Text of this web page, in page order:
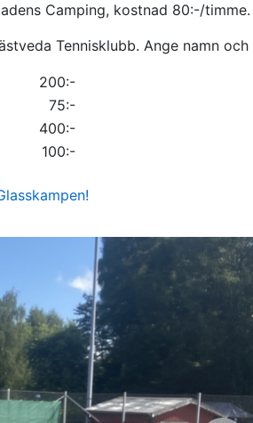
Camping, kostnad 80:-/timme.
Tennisklubb. Ange namn och
200:-
75:-
400:-
100:-